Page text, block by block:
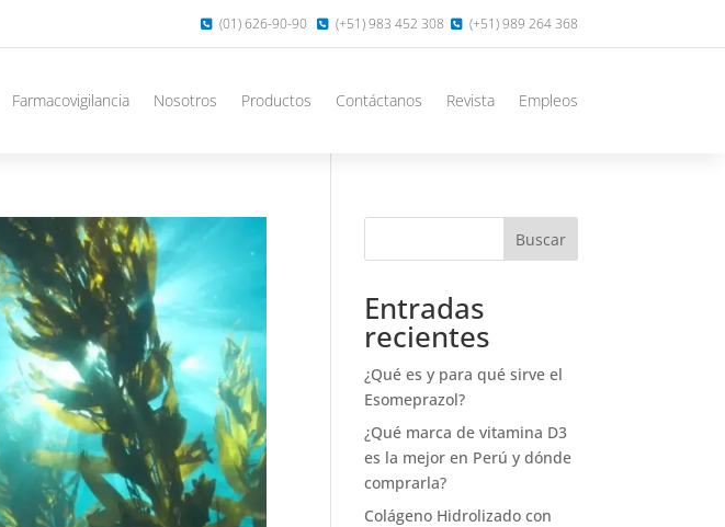
(01) 626-90-90 (+51) 983 452 308 (+51) 989 264 368
Farmacovigilancia Nosotros Productos Contáctanos Revista Empleos
Buscar
Entradas
recientes
¿Qué es y para qué sirve el
Esomeprazol?
¿Qué marca de vitamina D3
es la mejor en Perú y dónde
comprarla?
Colágeno Hidrolizado con